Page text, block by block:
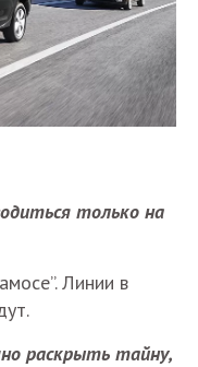
только на
Линии в
раскрыть тайну,